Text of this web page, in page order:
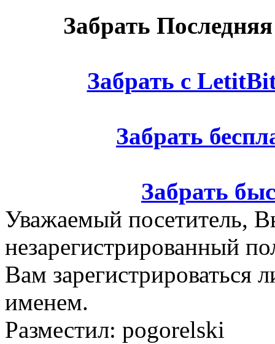
Забрать
Забрать с
Забрать
Забрать
Уважаемый посетитель,
незарегистрированный
Вам зарегистрироваться
именем.
Разместил: pogorelski